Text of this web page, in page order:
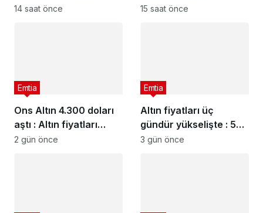
rapor
14 saat önce 15 saat önce
Ons Altın 4.300 doları
aştı : Altın fiyatları
neden yükseliyor?
Emtia
2 gün önce
Altın fiyatları üç
gündür yükselişte : 5
Ağustos 2026 güncel
Emtia
3 gün önce